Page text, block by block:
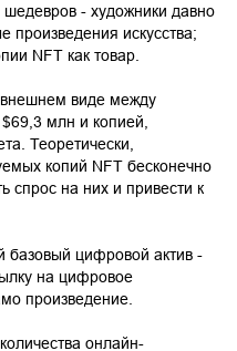
шедевров - художники давно
произведения искусства;
NFT как товар.
виде между
млн и копией,
Теоретически,
копий NFT бесконечно
спрос на них и привести к
базовый цифровой актив -
на цифровое
произведение.
онлайн-